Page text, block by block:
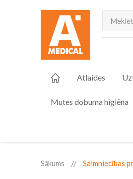
Atlaides
Mutes dobuma higiēna
Sākums Saimniecības